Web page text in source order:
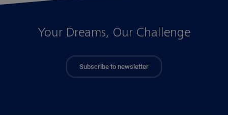
Your Dreams, Our Challenge
Subscribe to newsletter